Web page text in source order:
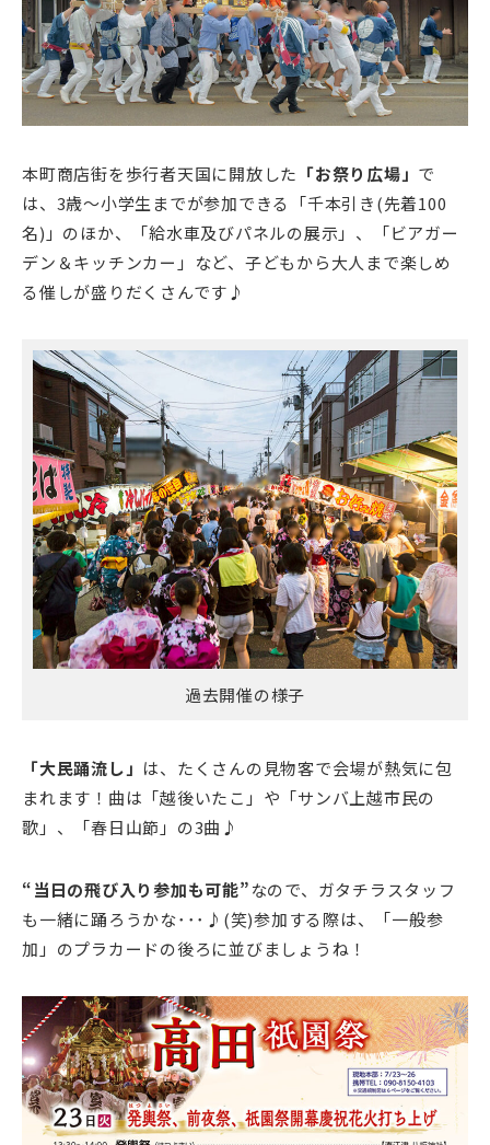
本町商店街を歩行者天国に開放した 「お祭り広場」 で
は、3歳～小学生までが参加できる「千本引き(先着100
名)」のほか、「給水車及びパネルの展示」、「ビアガー
デン＆キッチンカー」など、子どもから大人まで楽しめ
る催しが盛りだくさんです♪
過去開催の様子
「大民踊流し」 は、たくさんの見物客で会場が熱気に包
まれます！曲は「越後いたこ」や「サンバ上越市民の
歌」、「春日山節」の3曲♪
“当日の飛び入り参加も可能”なので、ガタチラスタッフ
も一緒に踊ろうかな･･･♪(笑)参加する際は、「一般参
加」のプラカードの後ろに並びましょうね！